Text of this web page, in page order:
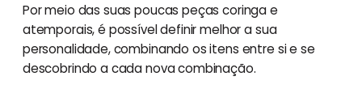
Por meio das suas poucas peças coringa e
atemporais, é possível definir melhor a sua
personalidade, combinando os itens entre si e se
descobrindo a cada nova combinação.